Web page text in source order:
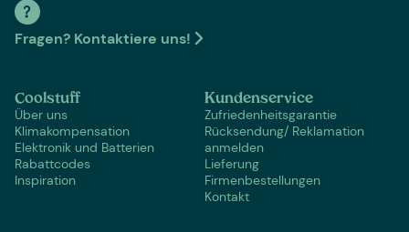
Fragen? Kontaktiere uns!
Coolstuff
Über uns
Klimakompensation
Elektronik und Batterien
Rabattcodes
Inspiration
Kundenservice
Zufriedenheitsgarantie
Rücksendung/ Reklamation
anmelden
Lieferung
Firmenbestellungen
Kontakt